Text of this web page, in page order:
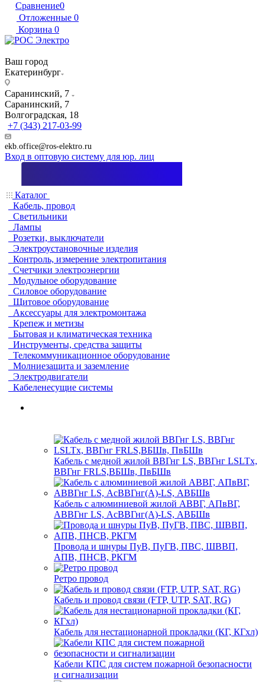
Сравнение0
Отложенные 0
Корзина 0
Ваш город
Екатеринбург
Саранинский, 7
Саранинский, 7
Волгоградская, 18
+7 (343) 217-03-99
ekb.office@ros-elektro.ru
Вход в оптовую систему для юр. лиц
Каталог
Кабель, провод
Светильники
Лампы
Розетки, выключатели
Электроустановочные изделия
Контроль, измерение электропитания
Счетчики электроэнергии
Модульное оборудование
Силовое оборудование
Щитовое оборудование
Аксессуары для электромонтажа
Крепеж и метизы
Бытовая и климатическая техника
Инструменты, средства защиты
Телекоммуникационное оборудование
Молниезащита и заземление
Электродвигатели
Кабеленесущие системы
Кабель с медной жилой ВВГнг LS, ВВГнг LSLTx,
ВВГнг FRLS,ВБШв, ПвБШв
Кабель с алюминиевой жилой АВВГ, АПвВГ,
АВВГнг LS, АсВВГнг(А)-LS, АВБШв
Провода и шнуры ПуВ, ПуГВ, ПВС, ШВВП,
АПВ, ПНСВ, РКГМ
Ретро провод
Кабель и провод связи (FTP, UTP, SAT, RG)
Кабель для нестационарной прокладки (КГ, КГхл)
Кабели КПС для систем пожарной безопасности
и сигнализации